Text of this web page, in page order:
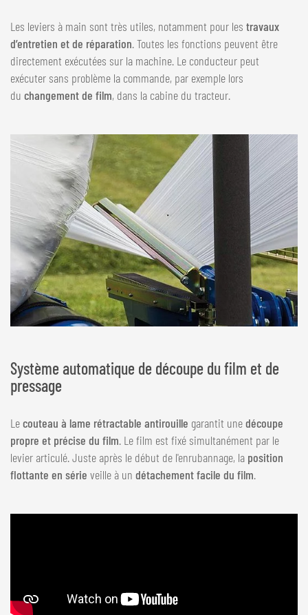
Les leviers à main sont très utiles, notamment pour les travaux
d’entretien et de réparation. Toutes les fonctions peuvent être
directement exécutées sur la machine. Le conducteur peut
exécuter sans problème la commande, par exemple lors
du changement de film, dans la cabine du tracteur.
Système automatique de découpe du film et de
pressage
Lecouteau à lame rétractable antirouille garantit unedécoupe
propre et précise du film. Le film est fixé simultanément par le
levier articulé. Juste après le début de l'enrubannage, la position
flottante en série veille à un détachement facile du film.